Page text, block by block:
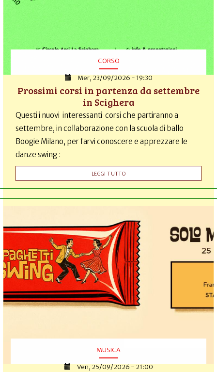
CORSO
Mer, 23/09/2026 - 19:30
Prossimi corsi in partenza da settembre
in Scighera
Questi i nuovi interessanti corsi che partiranno a
settembre, in collaborazione con la scuola di ballo
Boogie Milano, per farvi conoscere e apprezzare le
danze swing :
LEGGI TUTTO
MUSICA
Ven, 25/09/2026 - 21:00